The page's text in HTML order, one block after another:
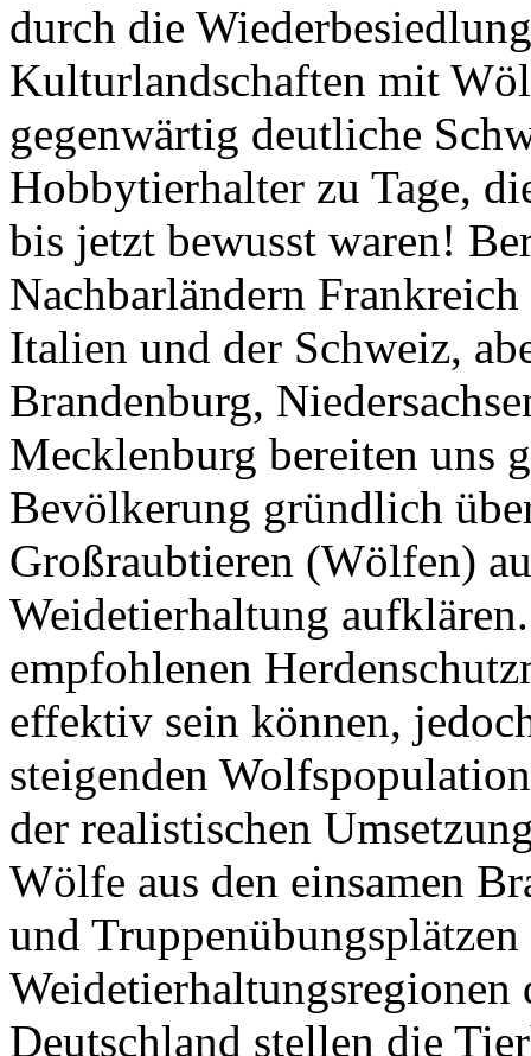
durch die
Kulturlandschaften mit
gegenwärtig deutliche
Hobbytierhalter zu Tage,
bis jetzt bewusst waren!
Nachbarländern
Italien und der Schweiz,
Brandenburg,
Mecklenburg bereiten uns
Bevölkerung gründlich
Großraubtieren (Wölfen)
Weidetierhaltung
empfohlenen
effektiv sein können,
steigenden
der realistischen
Wölfe aus den einsamen
und
Deutschland stellen die